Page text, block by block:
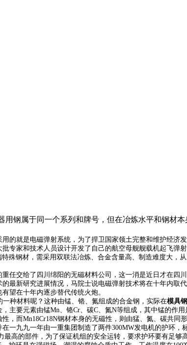
钢属于同一个系列和牌号，但在冶炼水平和钢材
的就是电磁弹射系统，为了捍卫国家领土完整和维护经济
专家和技术人员设计开发了自己的航空母舰舰载机起飞弹
殊钢材，需采用双联法冶炼、合金含量高、制造难度大
任交给了四川绵阳的无磁材料公司，这一消是近日才在四
最新研究进展情况，马院士说电磁弹射技术将在十年内
望在十年内逐步替代传统火炮。
种材料呢？这种由锰、铬、氮组成的合金钢，实际在模具钢
主要元素由锰Mn、铬Cr、碳C、氮N等组成，其中锰的作
，而Mn18Cr18N钢材本身的无磁性，则由猛、氮、碳共同
一九九一年由一重集团制造了两件300MW发电机的护环，
高的部件，为了保证机组的安全运转，要求护环要有足